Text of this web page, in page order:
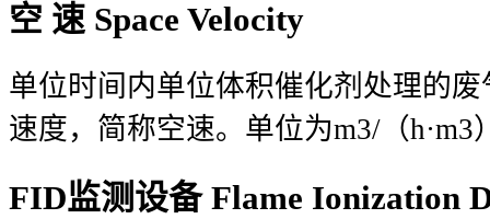
空 速 Space Velocity
单位时间内单位体积催化剂处理的
速度，简称空速。单位为m3/（h·m3
FID监测设备 Flame Ionization